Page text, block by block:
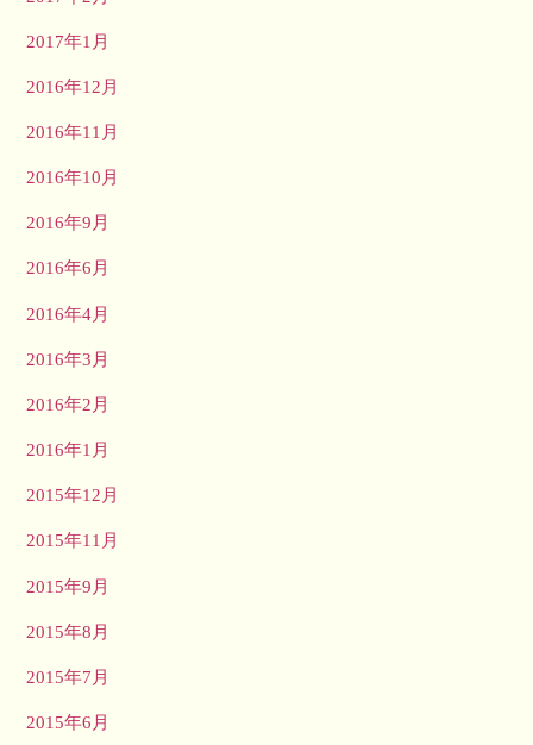
2017年1月
2016年12月
2016年11月
2016年10月
2016年9月
2016年6月
2016年4月
2016年3月
2016年2月
2016年1月
2015年12月
2015年11月
2015年9月
2015年8月
2015年7月
2015年6月